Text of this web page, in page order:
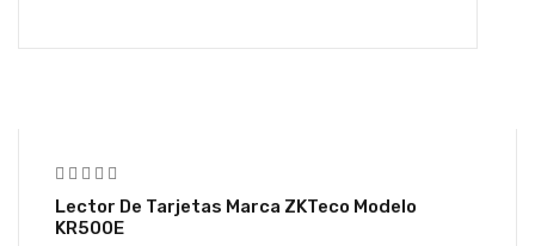
Lector De Tarjetas Marca ZKTeco Modelo
KR500E